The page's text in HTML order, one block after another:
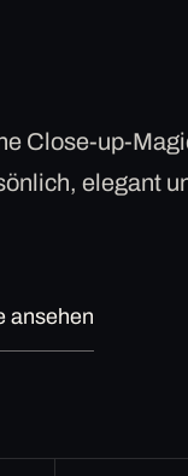
Close-up-
elegant
ansehen